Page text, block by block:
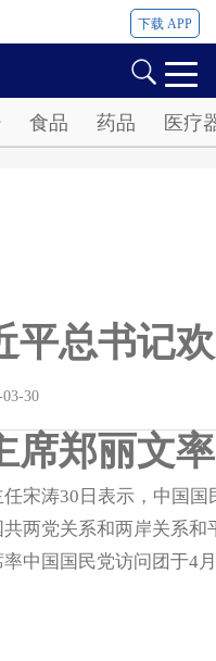
下载 APP
食品 药品 医疗
平总书记
席郑丽文
03-30
涛30日表示，中国国
两党关系和两岸关系
中国国民党访问团于4